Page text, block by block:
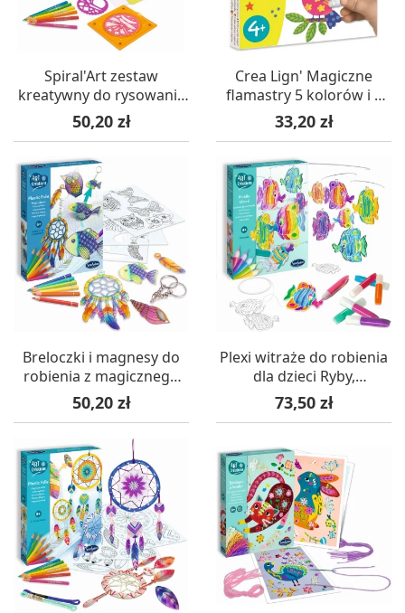
Spiral'Art zestaw
kreatywny do rysowania
spirali, SentoSphere
Cena
50,20 zł
Crea Lign' Magiczne
flamastry 5 kolorów i 4
wzory +4
Cena
33,20 zł
Breloczki i magnesy do
robienia z magicznego
plastiku, SentoSphere
Cena
50,20 zł
Plexi witraże do robienia
dla dzieci Ryby,
SentoSphere
Cena
73,50 zł